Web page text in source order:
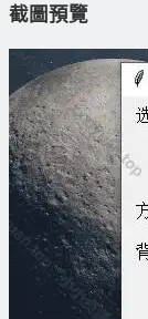
截圖預覽